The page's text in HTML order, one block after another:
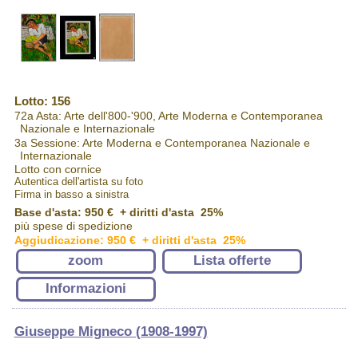
Lotto: 156
72a Asta: Arte dell'800-'900, Arte Moderna e Contemporanea
Nazionale e Internazionale
3a Sessione: Arte Moderna e Contemporanea Nazionale e
Internazionale
Lotto con cornice
Autentica dell'artista su foto
Firma in basso a sinistra
Base d'asta: 950 € + diritti d'asta 25%
più spese di spedizione
Aggiudicazione: 950 € + diritti d'asta 25%
zoom
Lista offerte
Informazioni
Giuseppe Migneco (1908-1997)